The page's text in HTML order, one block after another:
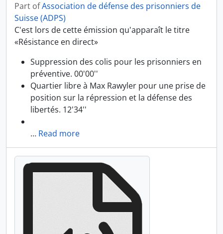
Part ofAssociation de défense des prisonniers de
Suisse (ADPS)
C'est lors de cette émission qu'apparaît le titre
«Résistance en direct»
Suppression des colis pour les prisonniers en
préventive. 00'00''
Quartier libre à Max Rawyler pour une prise de
position sur la répression et la défense des
libertés. 12'34''
… Read more